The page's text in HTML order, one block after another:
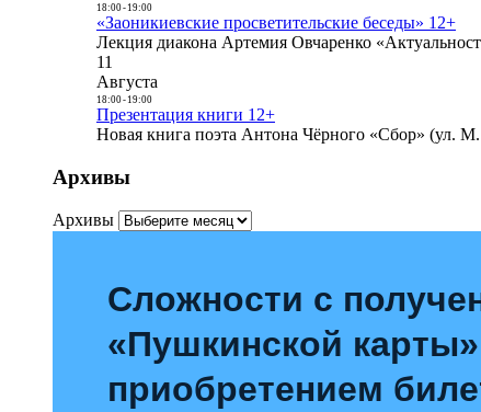
18:00- 19:00
«Заоникиевские просветительские беседы» 12+
Лекция диакона Артемия Овчаренко
11
Августа
18:00- 19:00
Презентация книги 12+
Новая книга поэта Антона Чёрного «Сбор» (ул.
Архивы
Архивы
Сложности с
«Пушкинской
приобретением